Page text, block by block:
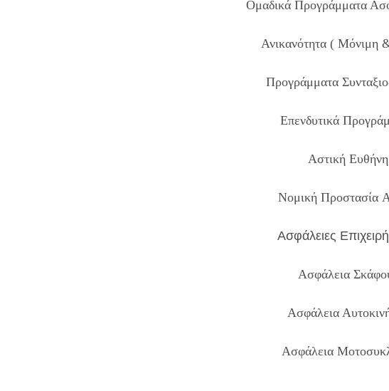
Ομαδικά Προγράμματα
Ανικανότητα ( Μόνιμη
Προγράμματα
Επενδυτικά
Αστική Ευθήνη
Νομική Προστασία
Ασφάλειες
Ασφάλεια
Ασφάλεια
Ασφάλεια